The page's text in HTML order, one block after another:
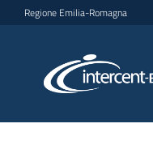
Vai al contenuto
Vai alla navigazione
Vai al footer
Regione Emilia-Romagna
per